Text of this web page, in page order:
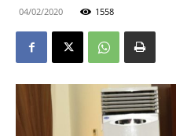
04/02/2020 1558